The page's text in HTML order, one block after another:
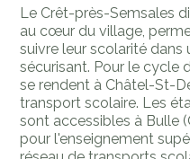
Le Crêt-près-Semsales
au cœur du village,
suivre leur scolarité
sécurisant. Pour le cycle
se rendent à Châtel-St-
transport scolaire. Les
sont accessibles à Bulle
pour l'enseignement